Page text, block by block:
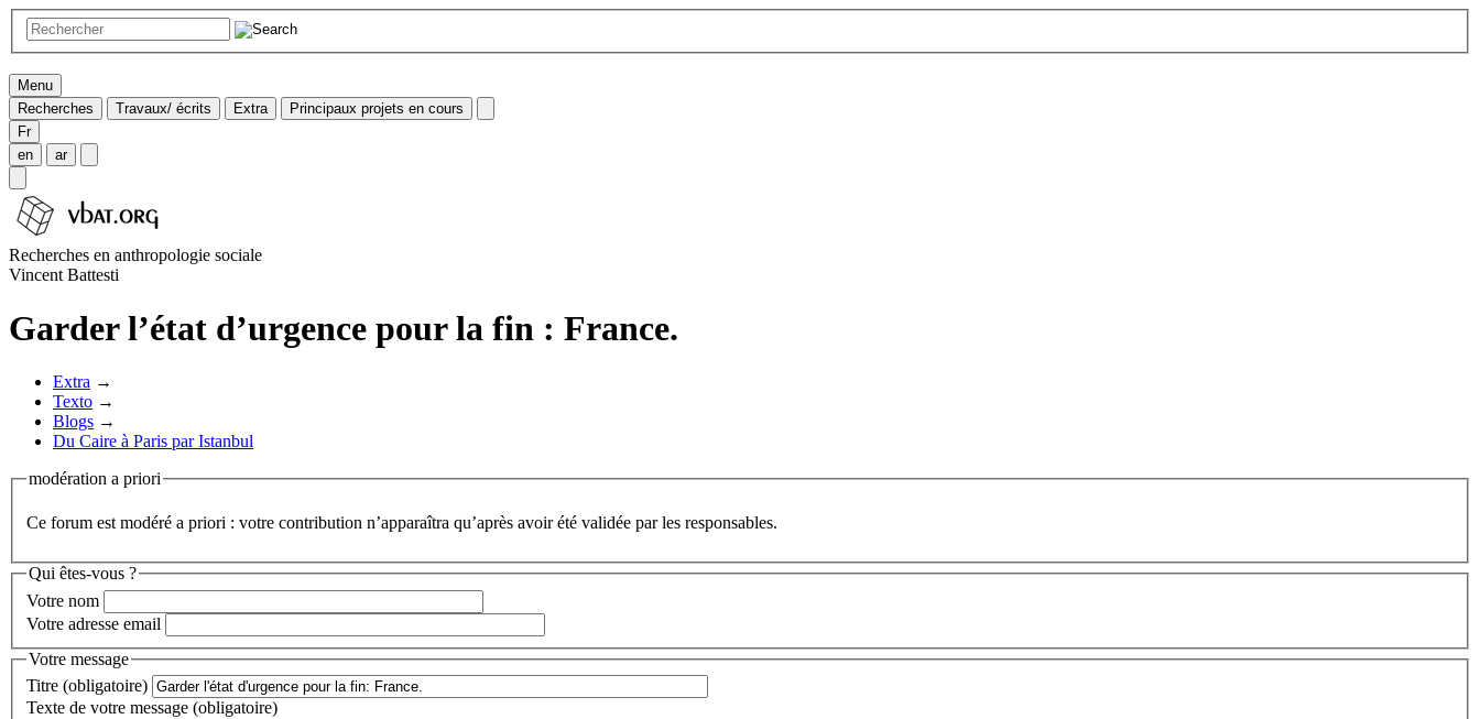
Menu
Recherches
Travaux/ écrits Extra
Principaux projets en cours
Fr
en
ar
Recherches en anthropologie sociale
Vincent Battesti
Garder l’état d’urgence pour la fin : France.
Extra →
Texto →
Blogs →
Du Caire à Paris par Istanbul
modération a priori
Ce forum est modéré a priori : votre contribution n’apparaîtra qu’après avoir été validée par les responsables.
Qui êtes-vous ?
Votre nom
Votre adresse email
Votre message
Titre (obligatoire)
Texte de votre message (obligatoire)